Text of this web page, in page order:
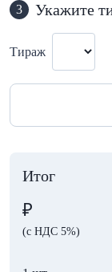
3 Укажите
Тираж
Итог
₽
(с НДС 5%)